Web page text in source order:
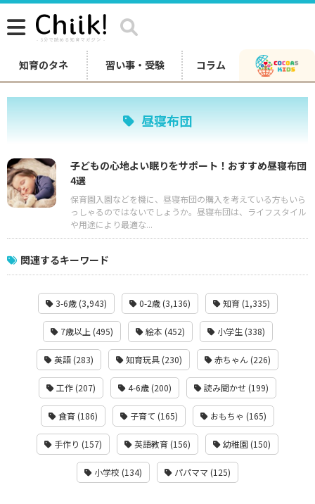
知育のタネ 習い事・受験 コラム
昼寝布団
子どもの心地よい眠りをサポート！おすすめ昼寝布団
4選
保育園入園などを機に、昼寝布団の購入を考えている方もいら
っしゃるのではないでしょうか。昼寝布団は、ライフスタイル
や用途により最適な...
関連するキーワード
3-6歳 (3,943) 0-2歳 (3,136) 知育 (1,335)
7歳以上 (495) 絵本 (452) 小学生 (338)
英語 (283) 知育玩具 (230) 赤ちゃん (226)
工作 (207) 4-6歳 (200) 読み聞かせ (199)
食育 (186) 子育て (165) おもちゃ (165)
手作り (157) 英語教育 (156) 幼稚園 (150)
小学校 (134) パパママ (125)